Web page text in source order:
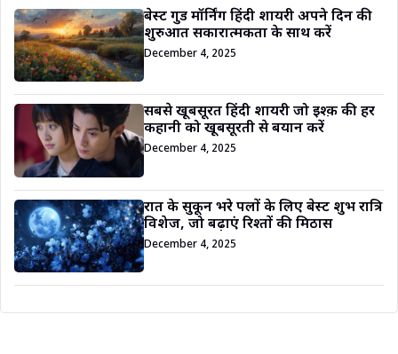
बेस्ट गुड मॉर्निंग हिंदी शायरी अपने दिन की
शुरुआत सकारात्मकता के साथ करें
December 4, 2025
सबसे खूबसूरत हिंदी शायरी जो इश्क़ की हर
कहानी को खूबसूरती से बयान करें
December 4, 2025
रात के सुकून भरे पलों के लिए बेस्ट शुभ रात्रि
विशेज, जो बढ़ाएं रिश्तों की मिठास
December 4, 2025